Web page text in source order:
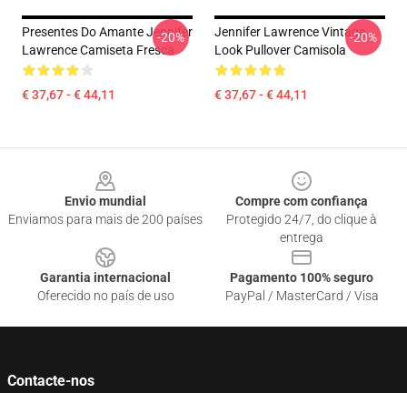
Presentes Do Amante Jennifer
Lawrence Camiseta Fresca
€ 37,67 - € 44,11
-20%
Jennifer Lawrence Vintage
Look Pullover Camisola
€ 37,67 - € 44,11
-20%
Envio mundial
Enviamos para mais de 200 países
Compre com confiança
Protegido 24/7, do clique à
entrega
Garantia internacional
Oferecido no país de uso
Pagamento 100% seguro
PayPal / MasterCard / Visa
Contacte-nos